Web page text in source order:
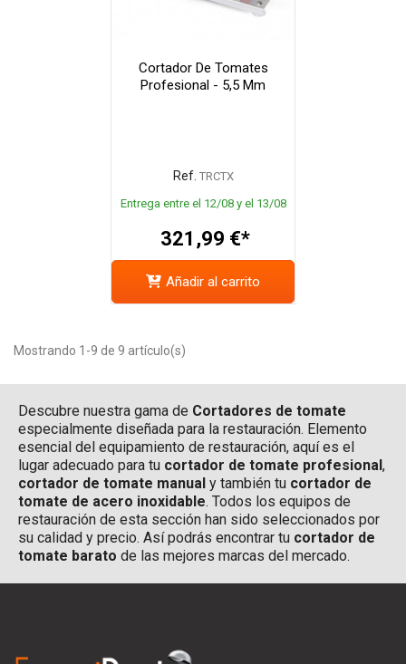
Cortador De Tomates
Profesional - 5,5 Mm
Ref. TRCTX
Entrega entre el 12/08 y el 13/08
321,99 €*
Añadir al carrito
Mostrando 1-9 de 9 artículo(s)
Descubre nuestra gama de Cortadores de tomate
especialmente diseñada para la restauración. Elemento
esencial del equipamiento de restauración, aquí es el
lugar adecuado para tu cortador de tomate profesional,
cortador de tomate manual y también tu cortador de
tomate de acero inoxidable. Todos los equipos de
restauración de esta sección han sido seleccionados por
su calidad y precio. Así podrás encontrar tu cortador de
tomate barato de las mejores marcas del mercado.